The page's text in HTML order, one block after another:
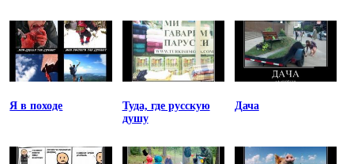
Я в походе
Туда, где русскую
душу
Дача